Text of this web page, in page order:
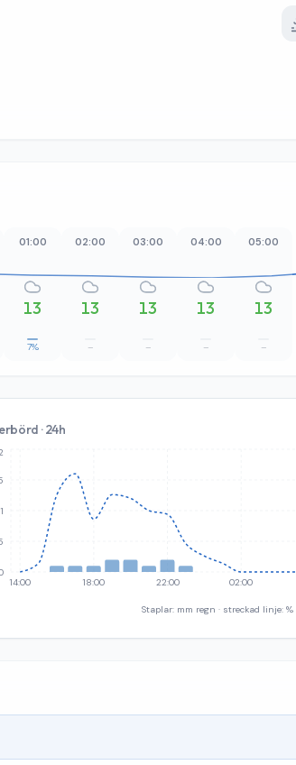
01:00
13
7%
02:00
13
–
03:00
13
–
04:00
13
–
05:00
13
–
· 24h
14:00 18:00 22:00 02:00
1
Staplar: mm regn · streckad linje: